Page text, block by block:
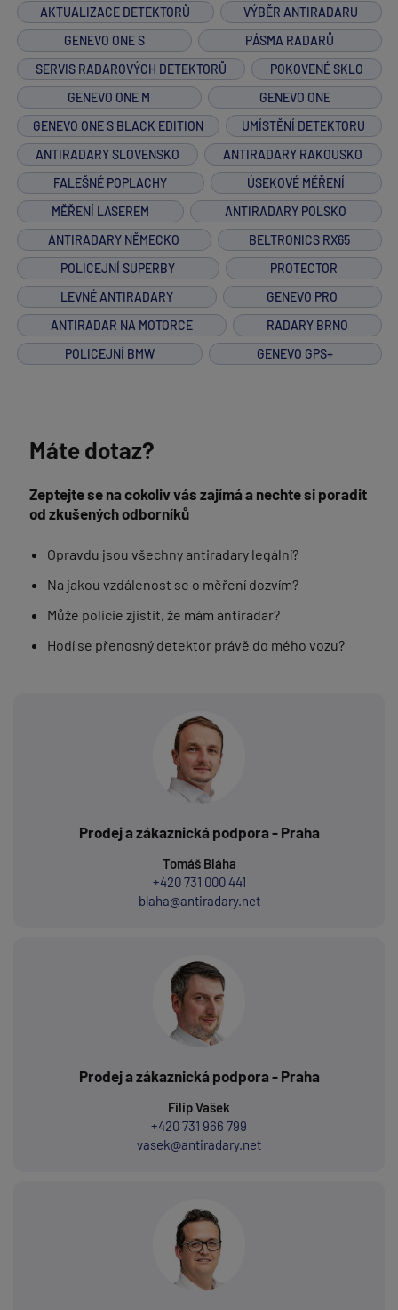
AKTUALIZACE DETEKTORŮ
VÝBĚR ANTIRADARU
GENEVO ONE S
PÁSMA RADARŮ
SERVIS RADAROVÝCH DETEKTORŮ
POKOVENÉ SKLO
GENEVO ONE M
GENEVO ONE
GENEVO ONE S BLACK EDITION
UMÍSTĚNÍ DETEKTORU
ANTIRADARY SLOVENSKO
ANTIRADARY RAKOUSKO
FALEŠNÉ POPLACHY
ÚSEKOVÉ MĚŘENÍ
MĚŘENÍ LASEREM
ANTIRADARY POLSKO
ANTIRADARY NĚMECKO
BELTRONICS RX65
POLICEJNÍ SUPERBY
PROTECTOR
LEVNÉ ANTIRADARY
GENEVO PRO
ANTIRADAR NA MOTORCE
RADARY BRNO
POLICEJNÍ BMW
GENEVO GPS+
Máte dotaz?
Zeptejte se na cokoliv vás zajímá a nechte si poradit
od zkušených odborníků
Opravdu jsou všechny antiradary legální?
Na jakou vzdálenost se o měření dozvím?
Může policie zjistit, že mám antiradar?
Hodí se přenosný detektor právě do mého vozu?
Prodej a zákaznická podpora - Praha
Tomáš Bláha
+420 731 000 441
blaha@antiradary.net
Prodej a zákaznická podpora - Praha
Filip Vašek
+420 731 966 799
vasek@antiradary.net